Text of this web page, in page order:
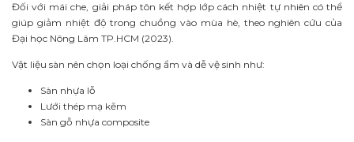
Đối với mái che, giải pháp tôn kết hợp lớp cách nhiệt tự nhiên có thể
giúp giảm nhiệt độ trong chuồng vào mùa hè, theo nghiên cứu của
Đại học Nông Lâm TP.HCM (2023).
Vật liệu sàn nên chọn loại chống ẩm và dễ vệ sinh như:
Sàn nhựa lỗ
Lưới thép mạ kẽm
Sàn gỗ nhựa composite